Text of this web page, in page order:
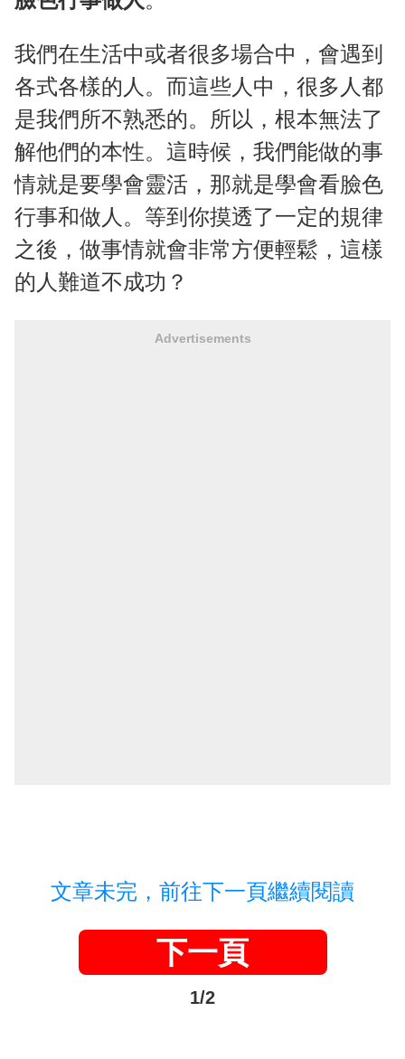
我們在生活中或者很多場合中，會遇到
各式各樣的人。而這些人中，很多人都
是我們所不熟悉的。所以，根本無法了
解他們的本性。這時候，我們能做的事
情就是要學會靈活，那就是學會看臉色
行事和做人。等到你摸透了一定的規律
之後，做事情就會非常方便輕鬆，這樣
的人難道不成功？
Advertisements
文章未完，前往下一頁繼續閱讀
下一頁
1/2